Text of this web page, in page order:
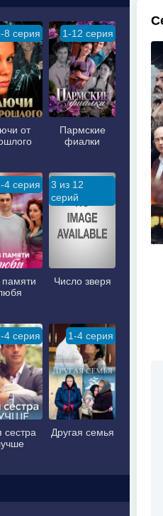
8 серия
от
1-12 серия
Пармские
фиалки
4 серия
памяти
3 из 12
серий
Число зверя
4 серия
сестра
1-4 серия
Другая семья